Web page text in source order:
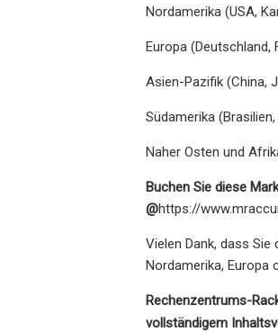
Nordamerika (USA,
Europa (Deutschland,
Asien-Pazifik (China,
Südamerika
Naher Osten und
Buchen Sie diese
@https://
Vielen Dank, dass
Nordamerika, Europa
Rechenzentrums-
vollständigem